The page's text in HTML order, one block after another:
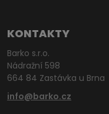
KONTAKTY
Barko s.r.o.
Nádražní 598
664 84 Zastávka u Brna
info@barko.cz